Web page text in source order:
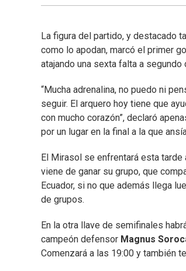
La figura del partido, y destacado
como lo apodan, marcó el primer
atajando una sexta falta a
“Mucha adrenalina, no puedo ni
seguir. El arquero hoy tiene que
con mucho corazón”, declaró
por un lugar en la final a la que
El Mirasol se enfrentará esta tarde
viene de ganar su grupo, que
Ecuador, si no que además llega
de grupos.
En la otra llave de semifinales
campeón defensor Magnus
Comenzará a las 19:00 y también